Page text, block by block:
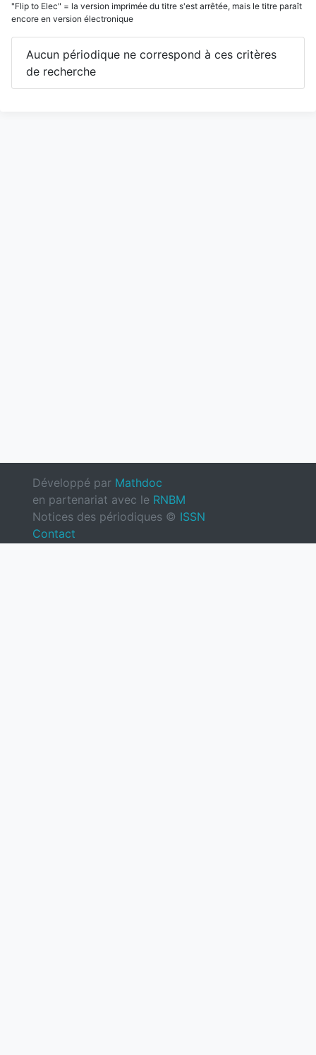
"Flip to Elec" = la version imprimée du titre s'est arrêtée, mais le titre paraît
encore en version électronique
Aucun périodique ne correspond à ces critères
de recherche
Développé par Mathdoc
en partenariat avec le RNBM
Notices des périodiques © ISSN
Contact